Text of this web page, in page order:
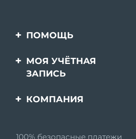
ПОМОЩЬ
Свяжитесь с нами
Заказ и доставка
Гарантия и возврат
Информация о
МОЯ УЧЁТНАЯ
ЗАПИСЬ
Регистрация продукта
КОМПАНИЯ
100% безопасные платежи